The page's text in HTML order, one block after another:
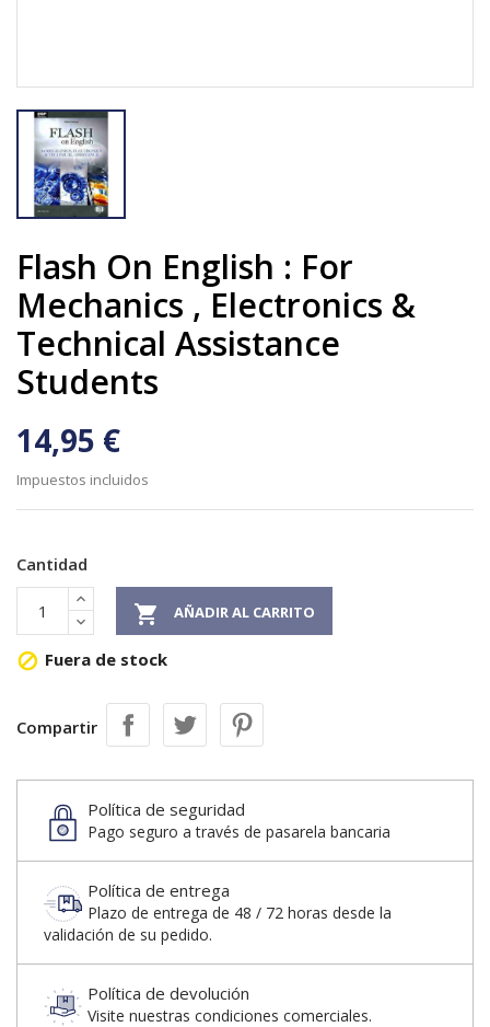
Flash On English : For
Mechanics , Electronics &
Technical Assistance
Students
14,95 €
Impuestos incluidos
Cantidad
 AÑADIR AL CARRITO
 Fuera de stock
Compartir
Política de seguridad
Pago seguro a través de pasarela bancaria
Política de entrega
Plazo de entrega de 48 / 72 horas desde la
validación de su pedido.
Política de devolución
Visite nuestras condiciones comerciales.